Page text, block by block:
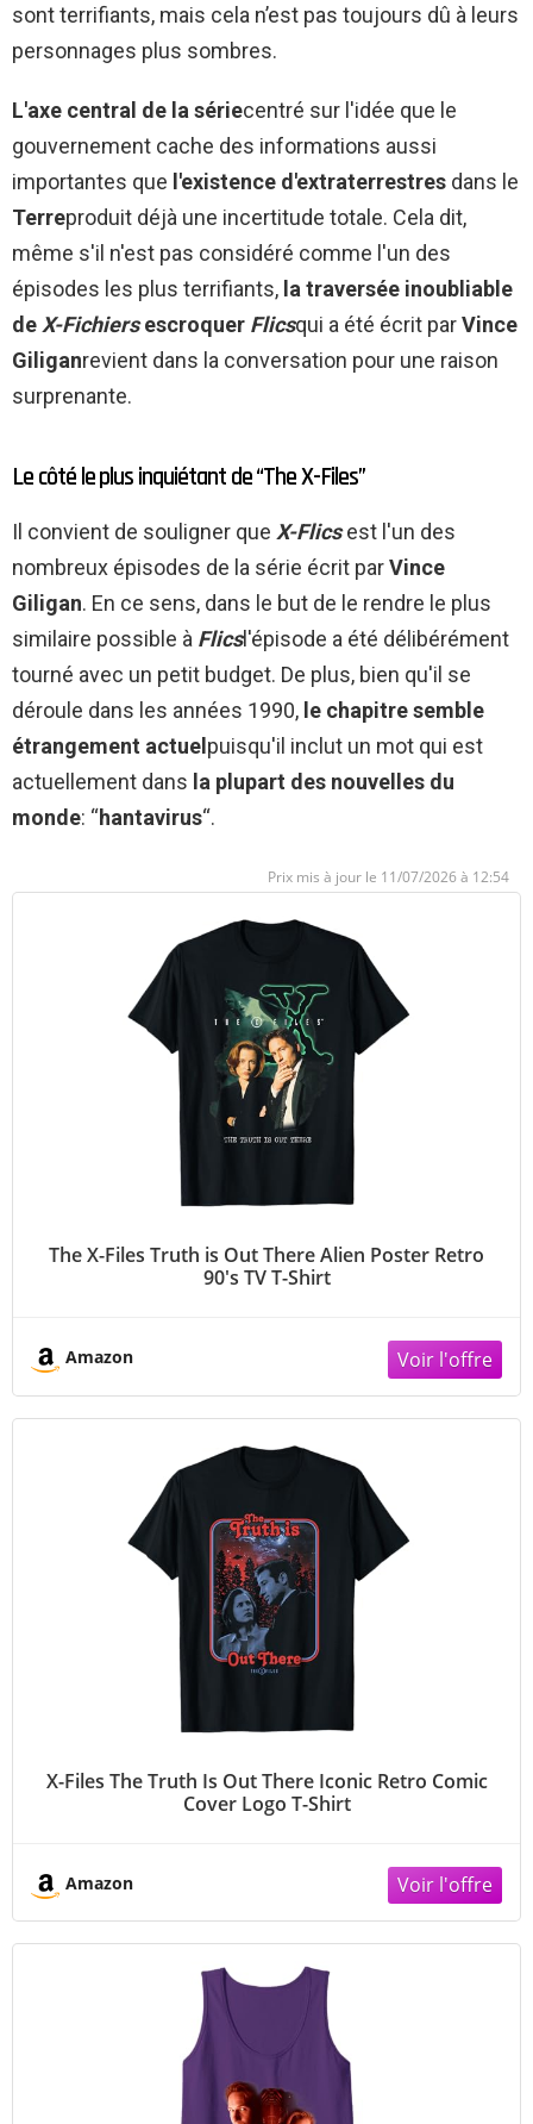
sont terrifiants, mais cela n’est pas toujours dû à leurs
personnages plus sombres.
L'axe central de la sériecentré sur l'idée que le
gouvernement cache des informations aussi
importantes que l'existence d'extraterrestres dans le
Terreproduit déjà une incertitude totale. Cela dit,
même s'il n'est pas considéré comme l'un des
épisodes les plus terrifiants, la traversée inoubliable
deX-Fichiersescroquer Flicsqui a été écrit parVince
Giliganrevient dans la conversation pour une raison
surprenante.
Le côté le plus inquiétant de “The X-Files”
Il convient de souligner que X-Flicsest l'un des
nombreux épisodes de la série écrit parVince
Giligan. En ce sens, dans le but de le rendre le plus
similaire possible à Flicsl'épisode a été délibérément
tourné avec un petit budget. De plus, bien qu'il se
déroule dans les années 1990, le chapitre semble
étrangement actuel puisqu'il inclut un mot qui est
actuellement dans la plupart des nouvelles du
monde: “hantavirus“.
11/07/2026 à 12:54
The X-Files Truth is Out There Alien Poster Retro
90's TV T-Shirt
Amazon
X-Files The Truth Is Out There Iconic Retro Comic
Cover Logo T-Shirt
Amazon